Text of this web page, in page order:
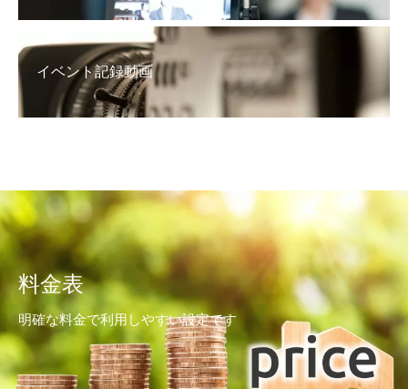
イベント記録動画
料金表
明確な料金で利用しやすい設定です